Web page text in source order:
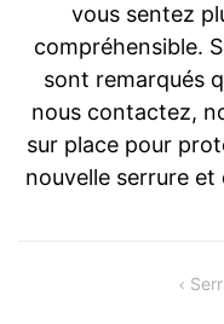
vous sentez
compréhensible.
sont remarqués
nous contactez,
sur place pour
nouvelle serrure et